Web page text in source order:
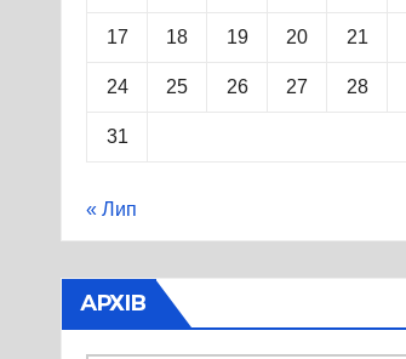
17 18 19 20 21
24 25 26 27 28
31
« Лип
АРХІВ